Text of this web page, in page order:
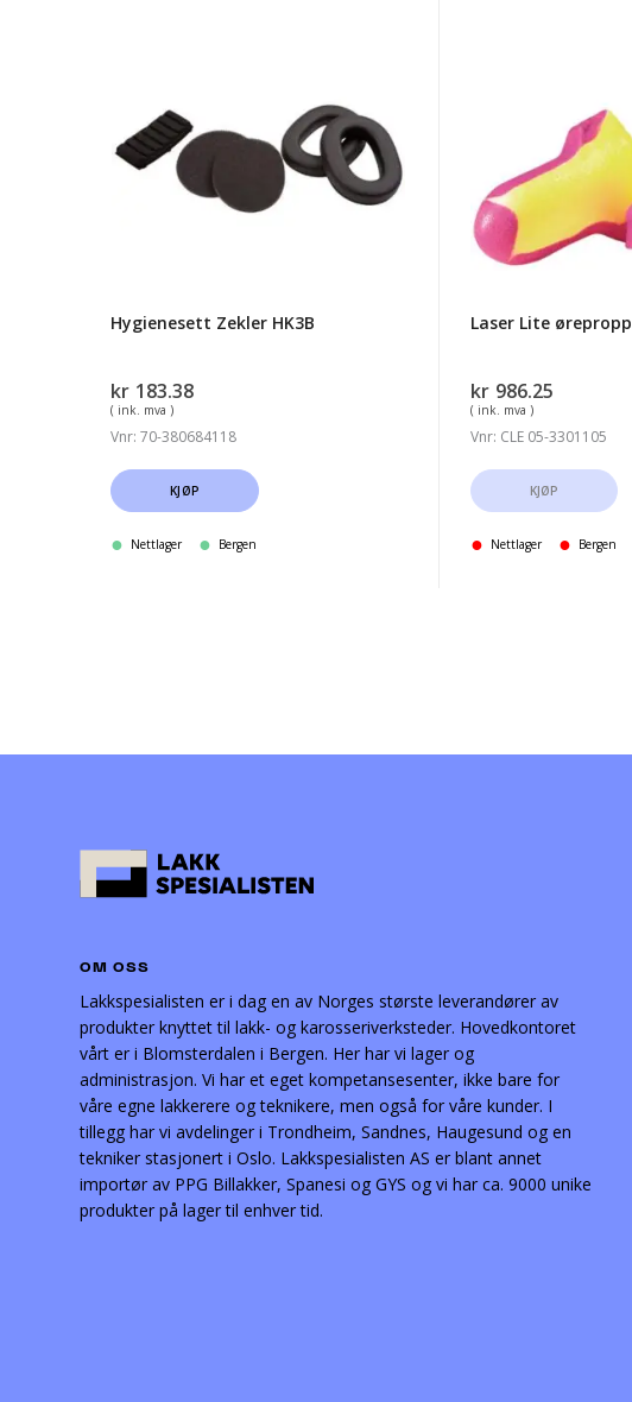
Hygienesett Zekler HK3B
kr 183.38
( ink. mva )
Vnr: 70-380684118
KJØP
Nettlager Bergen
par)
Laser Lite
kr 986.25
( ink. mva )
Vnr: CLE 05-3301105
KJØP
Nettlager Bergen
OM OSS
Lakkspesialisten er i dag en av Norges største leverandører av
produkter knyttet til lakk- og karosseriverksteder. Hovedkontoret
vårt er i Blomsterdalen i Bergen. Her har vi lager og
administrasjon. Vi har et eget kompetansesenter, ikke bare for
våre egne lakkerere og teknikere, men også for våre kunder. I
tillegg har vi avdelinger i Trondheim, Sandnes, Haugesund og en
tekniker stasjonert i Oslo. Lakkspesialisten AS er blant annet
importør av PPG Billakker, Spanesi og GYS og vi har ca. 9000 unike
produkter på lager til enhver tid.